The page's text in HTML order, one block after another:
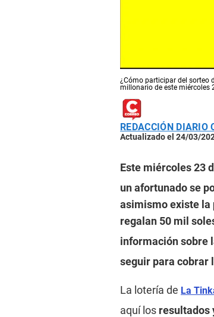
¿Cómo participar del sorteo
millonario de este miércoles
REDACCIÓN DIARIO
Actualizado el 24/03/
Este miércoles 23
un afortunado se
asimismo existe la
regalan 50 mil
información sobre
seguir para cobrar
La lotería de La
aquí los resultados